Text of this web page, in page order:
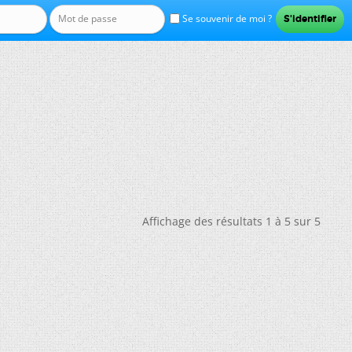
Se souvenir de moi ?
Affichage des résultats 1 à 5 sur 5